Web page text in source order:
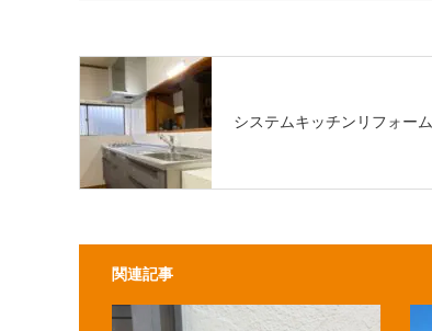
システムキッチンリフォーム
関連記事